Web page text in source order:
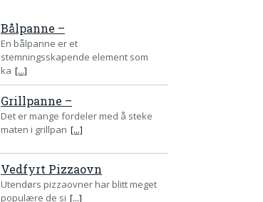
Bålpanne –
En bålpanne er et
stemningsskapende element som
ka [...]
Grillpanne –
Det er mange fordeler med å steke
maten i grillpan [...]
Vedfyrt Pizzaovn
Utendørs pizzaovner har blitt meget
populære de si [...]